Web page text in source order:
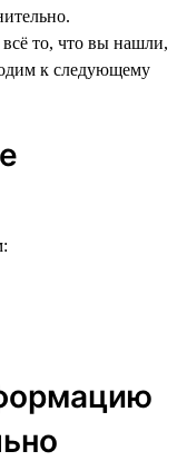
то, что вы нашли,
к следующему